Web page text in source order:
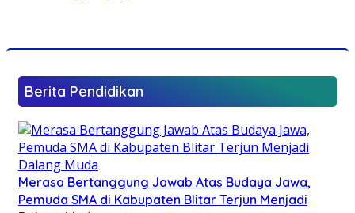
Berita Pendidikan
Merasa Bertanggung Jawab Atas Budaya Jawa,
Pemuda SMA di Kabupaten Blitar Terjun Menjadi